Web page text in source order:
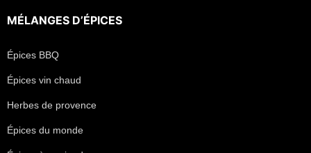
MÉLANGES D’ÉPICES
Épices BBQ
Épices vin chaud
Herbes de provence
Épices du monde